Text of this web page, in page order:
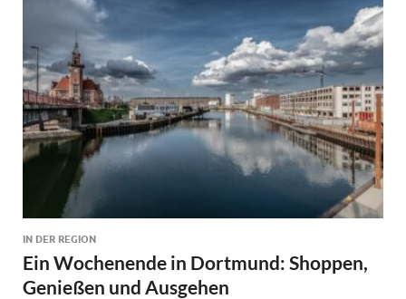
IN DER REGION
Ein Wochenende in Dortmund: Shoppen,
Genießen und Ausgehen